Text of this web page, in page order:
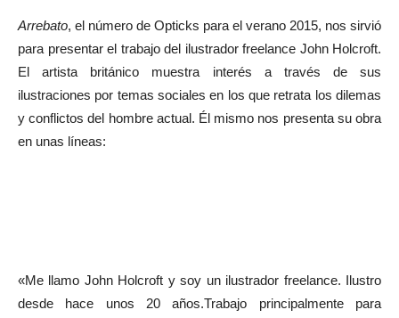
Arrebato, el número de Opticks para el verano 2015, nos sirvió
para presentar el trabajo del ilustrador freelance John Holcroft.
El artista británico muestra interés a través de sus
ilustraciones por temas sociales en los que retrata los dilemas
y conflictos del hombre actual. Él mismo nos presenta su obra
en unas líneas:
«Me llamo John Holcroft y soy un ilustrador freelance. Ilustro
desde hace unos 20 años.Trabajo principalmente para